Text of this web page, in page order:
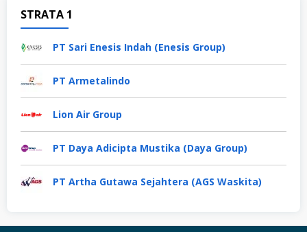
STRATA 1
PT Sari Enesis Indah (Enesis Group)
PT Armetalindo
Lion Air Group
PT Daya Adicipta Mustika (Daya Group)
PT Artha Gutawa Sejahtera (AGS Waskita)